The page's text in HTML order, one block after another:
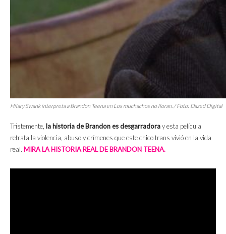
Hilary Swank interpreta a Brandon Teena en Los muchachos no lloran. / Foto: Dazed Digital
Tristemente, la historia de Brandon es desgarradoray esta película
retrata la violencia, abuso y crímenes que este chico trans vivió en la vida
real. MIRA LA HISTORIA REAL DE BRANDON TEENA.